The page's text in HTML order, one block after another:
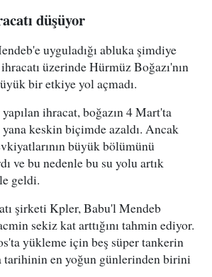
düşüyor
uyguladığı abluka şimdiye
üzerinde Hürmüz Boğazı'nın
bir etkiye yol açmadı.
ihracat, boğazın 4 Mart'ta
yana keskin biçimde azaldı. Ancak
büyük bölümünü
ve bu nedenle bu su yolu artık
geldi.
şirketi Kpler, Babu'l Mendeb
sekiz kat arttığını tahmin ediyor.
yükleme için beş süper tankerin
tarihinin en yoğun günlerinden birini